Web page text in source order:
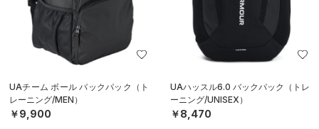
UAチーム ボール バックパック（ト
レーニング/MEN）
￥9,900
UAハッスル6.0 バックパック（トレ
ーニング/UNISEX）
￥8,470